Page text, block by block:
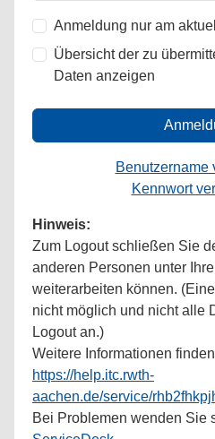
Anmeldung nur am
Übersicht der zu
Daten anzeigen
Benutzername
Kennwort
Hinweis:
Zum Logout schließen Sie
anderen Personen unter
weiterarbeiten können.
nicht möglich und nicht alle
Logout an.)
Weitere Informationen
https://help.itc.rwth-
aachen.de/service/
Bei Problemen wenden Sie